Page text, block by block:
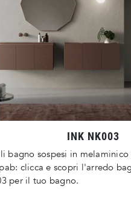
INK NK003
bagno sospesi in
clicca e scopri l'arredo
per il tuo bagno.